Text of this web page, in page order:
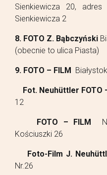
Sienkiewicza 20,
Sienkiewicza 2
8. FOTO Z. Bąbczyński
(obecnie to ulica Piasta)
9. FOTO – FILM
Fot. Neuhüttler FOTO
12
FOTO – FILM
Kościuszki 26
Foto-Film J.
Nr.26